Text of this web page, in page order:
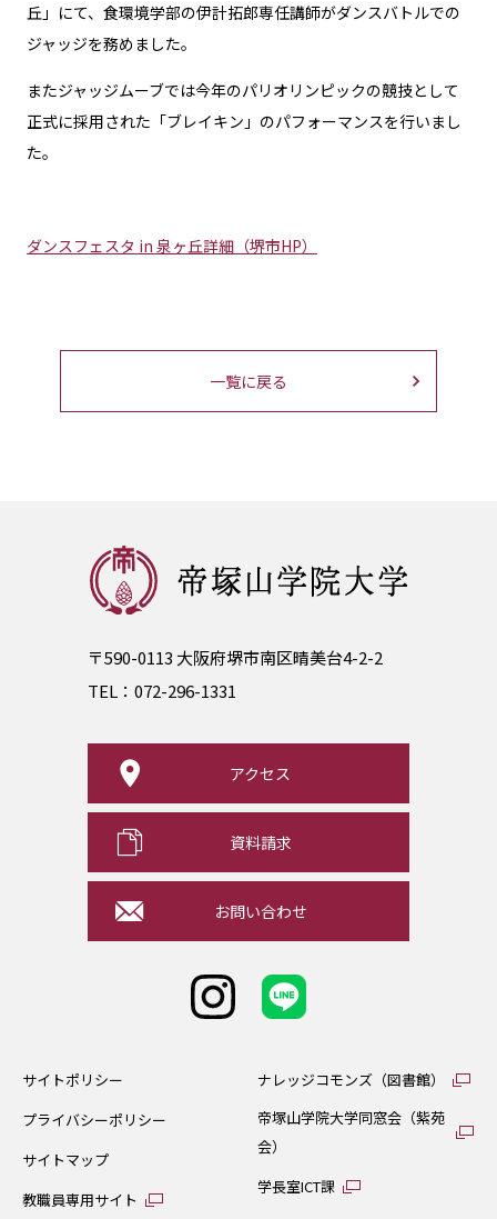
丘」にて、食環境学部の伊計拓郎専任講師がダンスバトルでの
ジャッジを務めました。
またジャッジムーブでは今年のパリオリンピックの競技として
正式に採用された「ブレイキン」のパフォーマンスを行いまし
た。
ダンスフェスタ in 泉ヶ丘詳細（堺市HP）
一覧に戻る
〒590-0113 大阪府堺市南区晴美台4-2-2
TEL： 072-296-1331
アクセス
資料請求
お問い合わせ
サイトポリシー
プライバシーポリシー
サイトマップ
教職員専用サイト
ナレッジコモンズ（図書館）
帝塚山学院大学同窓会（紫苑
会）
学長室ICT課